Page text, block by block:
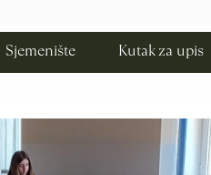
Sjemenište Kutak za upis